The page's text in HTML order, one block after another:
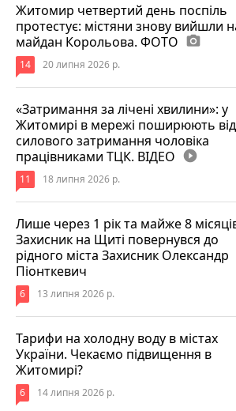
Житомир четвертий день поспіль
протестує: містяни знову вийшли
майдан Корольова. ФОТО photo_camera
14 20 липня 2026 р.
«Затримання за лічені хвилини»: у
Житомирі в мережі поширюють
силового затримання чоловіка
працівниками ТЦК. ВІДЕО play_circle_filled
11 18 липня 2026 р.
Лише через 1 рік та майже 8
Захисник на Щиті повернувся до
рідного міста Захисник Олександр
Піонткевич
6 13 липня 2026 р.
Тарифи на холодну воду в містах
України. Чекаємо підвищення в
Житомирі?
6 14 липня 2026 р.